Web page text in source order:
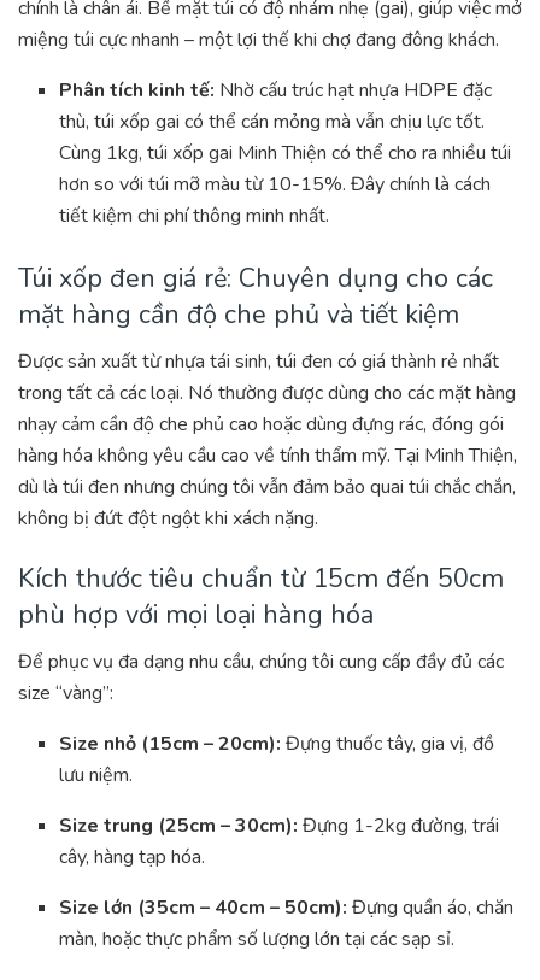
chính là chân ái. Bề mặt túi có độ nhám nhẹ (gai), giúp việc mở
miệng túi cực nhanh – một lợi thế khi chợ đang đông khách.
Phân tích kinh tế: Nhờ cấu trúc hạt nhựa HDPE đặc
thù, túi xốp gai có thể cán mỏng mà vẫn chịu lực tốt.
Cùng 1kg, túi xốp gai Minh Thiện có thể cho ra nhiều túi
hơn so với túi mỡ màu từ 10-15%. Đây chính là cách
tiết kiệm chi phí thông minh nhất.
Túi xốp đen giá rẻ: Chuyên dụng cho các
mặt hàng cần độ che phủ và tiết kiệm
Được sản xuất từ nhựa tái sinh, túi đen có giá thành rẻ nhất
trong tất cả các loại. Nó thường được dùng cho các mặt hàng
nhạy cảm cần độ che phủ cao hoặc dùng đựng rác, đóng gói
hàng hóa không yêu cầu cao về tính thẩm mỹ. Tại Minh Thiện,
dù là túi đen nhưng chúng tôi vẫn đảm bảo quai túi chắc chắn,
không bị đứt đột ngột khi xách nặng.
Kích thước tiêu chuẩn từ 15cm đến 50cm
phù hợp với mọi loại hàng hóa
Để phục vụ đa dạng nhu cầu, chúng tôi cung cấp đầy đủ các
size “vàng”:
Size nhỏ (15cm – 20cm): Đựng thuốc tây, gia vị, đồ
lưu niệm.
Size trung (25cm – 30cm): Đựng 1-2kg đường, trái
cây, hàng tạp hóa.
Size lớn (35cm – 40cm – 50cm): Đựng quần áo, chăn
màn, hoặc thực phẩm số lượng lớn tại các sạp sỉ.